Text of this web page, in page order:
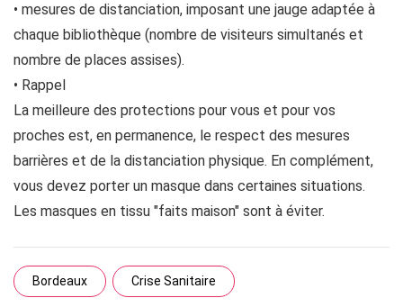
• mesures de distanciation, imposant une jauge adaptée à
chaque bibliothèque (nombre de visiteurs simultanés et
nombre de places assises).
• Rappel
La meilleure des protections pour vous et pour vos
proches est, en permanence, le respect des mesures
barrières et de la distanciation physique. En complément,
vous devez porter un masque dans certaines situations.
Les masques en tissu "faits maison" sont à éviter.
Bordeaux Crise Sanitaire